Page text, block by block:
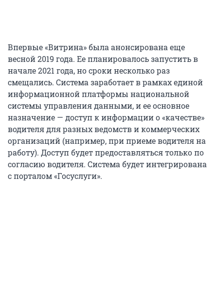
Впервые «Витрина» была анонсирована еще
весной 2019 года. Ее планировалось запустить в
начале 2021 года, но сроки несколько раз
смещались. Система заработает в рамках единой
информационной платформы национальной
системы управления данными, и ее основное
назначение — доступ к информации о «качестве»
водителя для разных ведомств и коммерческих
организаций (например, при приеме водителя на
работу). Доступ будет предоставляться только по
согласию водителя. Система будет интегрирована
с порталом «Госуслуги».